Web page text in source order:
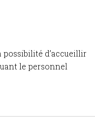
possibilité d’accueillir
le personnel